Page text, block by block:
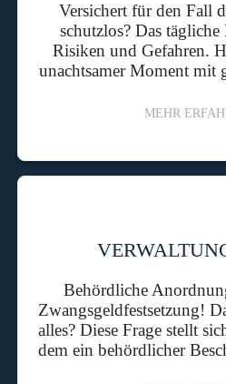
Versichert für den Fall
schutzlos? Das
Risiken und Gefahren.
unachtsamer Moment mit
MEHR
Behördliche
Zwangsgeldfestsetzung!
alles? Diese Frage stellt
dem ein behördlicher